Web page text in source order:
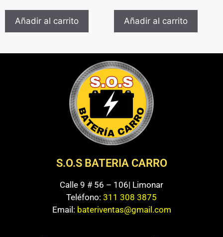
Añadir al carrito Añadir al carrito
S.O.S BATERIA CARRO
Calle 9 # 56 – 106| Limonar
Teléfono: 311 308 3875
Email: bateriventas@gmail.com